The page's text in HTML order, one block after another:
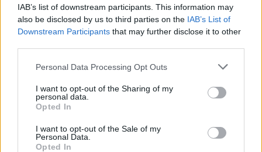
IAB’s list of downstream participants. This information may
also be disclosed by us to third parties on the IAB’s List of
Downstream Participants that may further disclose it to other
Personal Data Processing Opt Outs
I want to opt-out of the Sharing of my
personal data.
Opted In
I want to opt-out of the Sale of my
Personal Data.
Opted In
wenn Du in diesem Forum aktiv an den
Gesprächen teilnehmen oder eigene Themen
starten möchtest, musst Du Dich bitte zunächst
Wir freuen uns auf Deinen nächsten Besuch in
Thema: Seilziehen XXII
Forenhalbgott
Beiträge: 1.857 Punkte für Erfolge: 2.000